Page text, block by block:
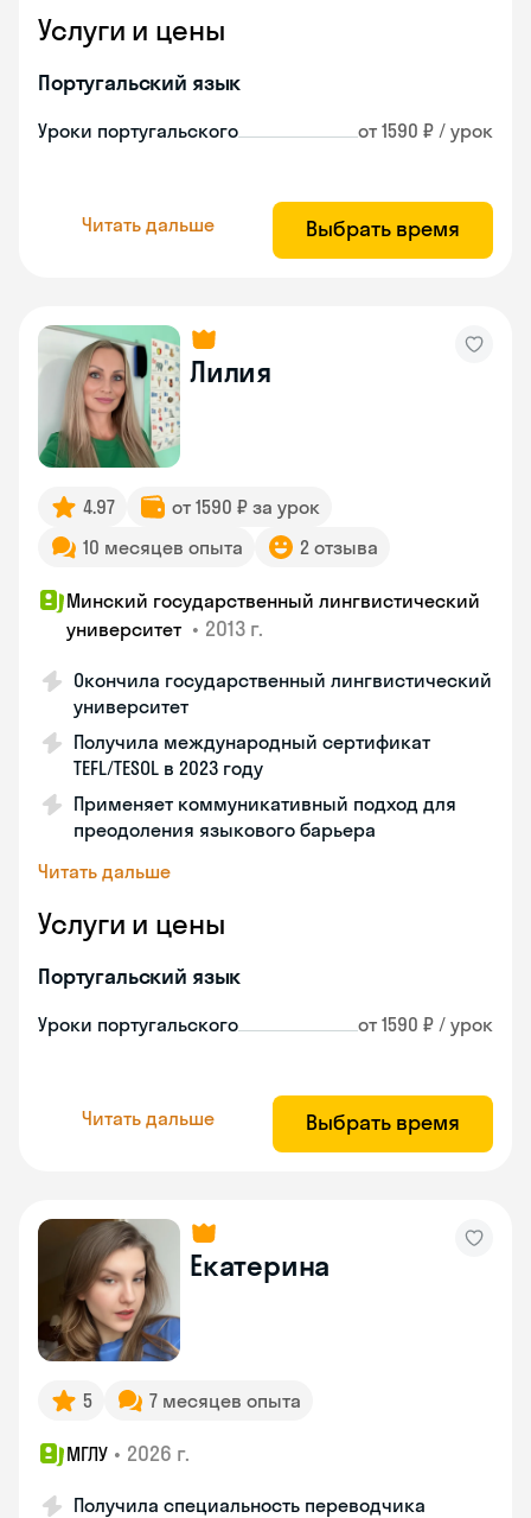
Услуги и цены
Португальский язык
Уроки португальского от 1590 ₽ / урок
Читать дальше Выбрать время
Лилия
4.97
от 1590 ₽ за урок
10 месяцев опыта
2 отзыва
Минский государственный лингвистический
университет • 2013 г.
Окончила государственный лингвистический
университет
Получила международный сертификат
TEFL/TESOL в 2023 году
Применяет коммуникативный подход для
преодоления языкового барьера
Читать дальше
Услуги и цены
Португальский язык
Уроки португальского от 1590 ₽ / урок
Читать дальше Выбрать время
Екатерина
5 7 месяцев опыта
МГЛУ • 2026 г.
Получила специальность переводчика